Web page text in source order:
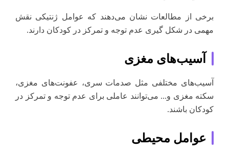
برخی از مطالعات نشان می‌دهند که عوامل ژنتیکی نقش
مهمی در شکل گیری عدم توجه و تمرکز در کودکان دارند.
آسیب‌های مغزی
آسیب‌های مختلفی مثل صدمات سری، عفونت‌های مغزی،
سکته مغزی و... می‌توانند عاملی برای عدم توجه و تمرکز در
کودکان باشند.
عوامل محیطی